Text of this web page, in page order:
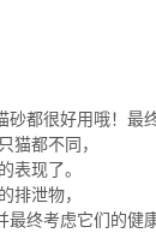
砂都很好用哦！最
都不同，
现了。
泄物，
最终考虑它们的健